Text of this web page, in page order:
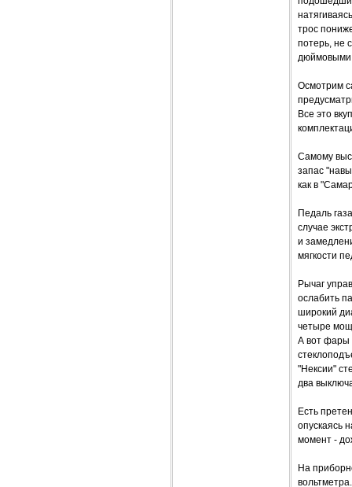
трос
потерь, не
дюймовыми
Осмотрим
Все это
Самому
запас
как в
Педаль
случае
и
мягкости
Рычаг
ослабить
широкий
четыре
А вот фары
"Нексии"
два
Есть
опускаясь
момент -
На